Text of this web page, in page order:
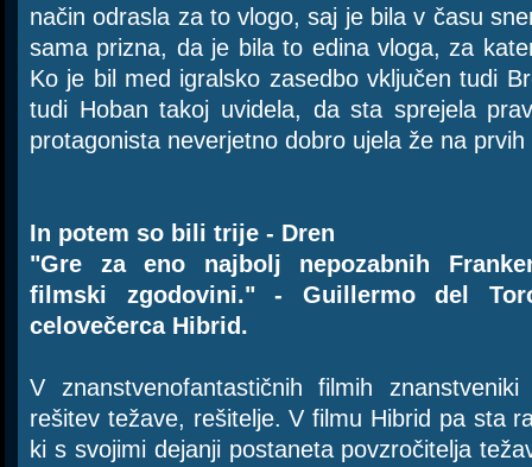
način odrasla za to vlogo, saj je bila v času
sama prizna, da je bila to edina vloga, za
Ko je bil med igralsko zasedbo vključen tudi
tudi Hoban takoj uvidela, da sta sprejela
protagonista neverjetno dobro ujela že na prvih
In potem so bili trije - Dren
"Gre za eno najbolj nepozabnih
filmski zgodovini." - Guillermo del
celovečerca Hibrid.
V znanstvenofantastičnih filmih znanstveniki
rešitev težave, rešitelje. V filmu Hibrid pa sta
ki s svojimi dejanji postaneta povzročitelja